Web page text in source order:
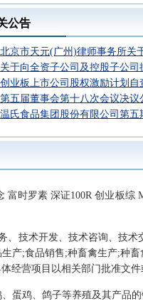
公告
京市天元(广州)律师事务所关
于向全资子公司及控股子公司
业板上市公司股权激励计划自
五届董事会第十八次会议决议
氏食品集团股份有限公司第五
时罗素 深证100R 创业板综
技术开发、技术咨询、技术
产;食品销售;种畜禽生产;种
经营项目以相关部门批准文
蛋鸡、鸽子等养殖及其产品